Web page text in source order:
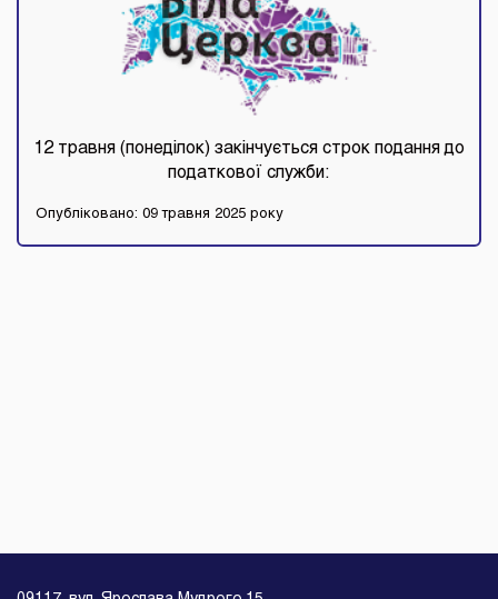
12 травня (понеділок) закінчується строк подання до
податкової служби:
Опубліковано: 09 травня 2025 року